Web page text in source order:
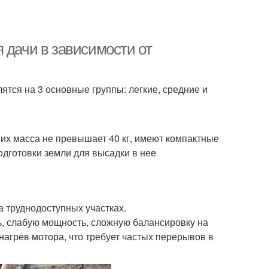
в зависимости от
на 3 основные группы: легкие, средние и
масса не превышает 40 кг, имеют компактные
земли для высадки в нее
участках.
слабую мощность, сложную балансировку на
мотора, что требует частых перерывов в